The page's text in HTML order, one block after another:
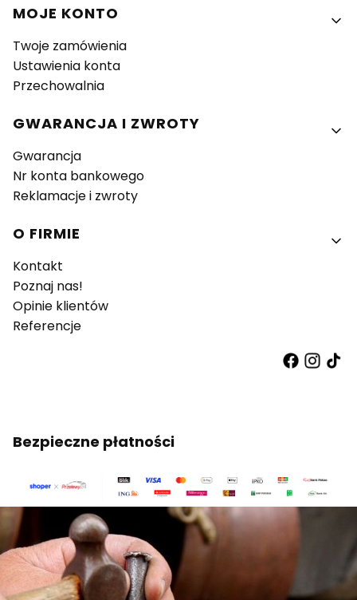
MOJE KONTO
Twoje zamówienia
Ustawienia konta
Przechowalnia
GWARANCJA I ZWROTY
Gwarancja
Nr konta bankowego
Reklamacje i zwroty
O FIRMIE
Kontakt
Poznaj nas!
Opinie klientów
Referencje
Bezpieczne płatności